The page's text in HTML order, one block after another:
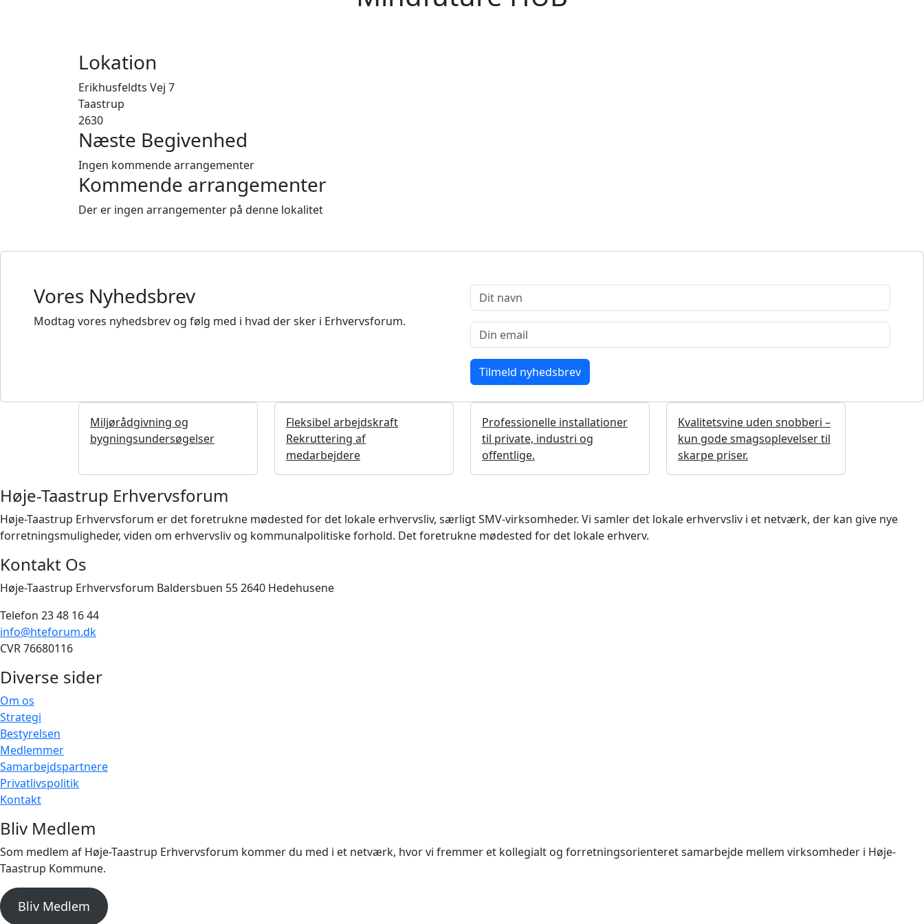
Lokation
Erikhusfeldts Vej 7
Taastrup
2630
Næste Begivenhed
Ingen kommende arrangementer
Kommende arrangementer
Der er ingen arrangementer på denne lokalitet
Vores Nyhedsbrev
Modtag vores nyhedsbrev og følg med i hvad der sker i Erhvervsforum.
Miljørådgivning og
bygningsundersøgelser
Fleksibel arbejdskraft
Rekruttering af
medarbejdere
Professionelle installationer
til private, industri og
offentlige.
Kvalitetsvine uden snobberi –
kun gode smagsoplevelser til
skarpe priser.
Høje-Taastrup Erhvervsforum
Høje-Taastrup Erhvervsforum er det foretrukne mødested for det lokale erhvervsliv, særligt SMV-virksomheder. Vi samler det lokale erhvervsliv i et netværk, der kan give nye
forretningsmuligheder, viden om erhvervsliv og kommunalpolitiske forhold. Det foretrukne mødested for det lokale erhverv.
Kontakt Os
Høje-Taastrup Erhvervsforum Baldersbuen 55 2640 Hedehusene
Telefon 23 48 16 44
info@hteforum.dk
CVR 76680116
Diverse sider
Om os
Strategi
Bestyrelsen
Medlemmer
Samarbejdspartnere
Privatlivspolitik
Kontakt
Bliv Medlem
Som medlem af Høje-Taastrup Erhvervsforum kommer du med i et netværk, hvor vi fremmer et kollegialt og forretningsorienteret samarbejde mellem virksomheder i Høje-
Taastrup Kommune.
Bliv Medlem